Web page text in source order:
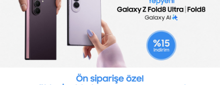
Yetenek Testleri